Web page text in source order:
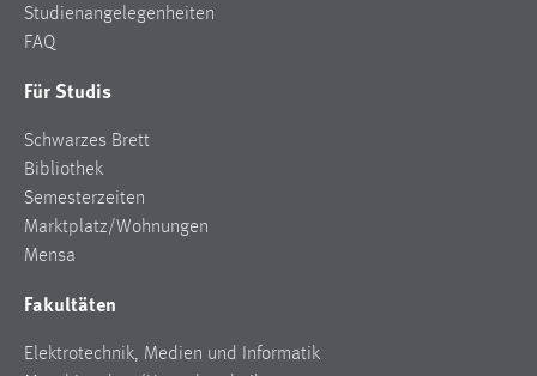
Studienangelegenheiten
FAQ
Für Studis
Schwarzes Brett
Bibliothek
Semesterzeiten
Marktplatz/Wohnungen
Mensa
Fakultäten
Elektrotechnik, Medien und Informatik